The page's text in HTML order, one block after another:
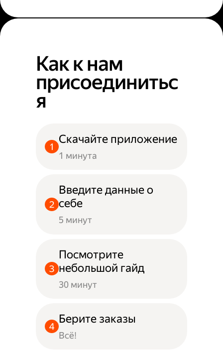
Как к нам
присоединитьс
я
Скачайте приложение
1 минута
Введите данные о
себе
5 минут
Посмотрите
небольшой гайд
30 минут
Берите заказы
Всё!